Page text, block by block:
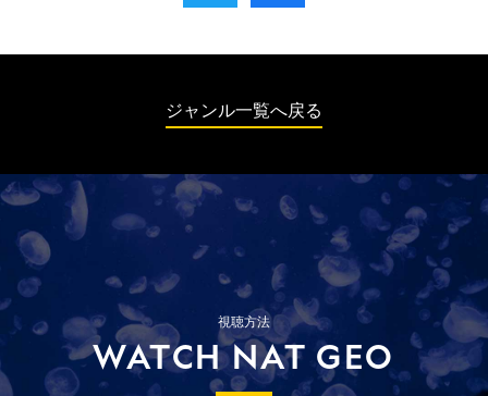
ジャンル一覧へ戻る
視聴方法
WATCH NAT GEO